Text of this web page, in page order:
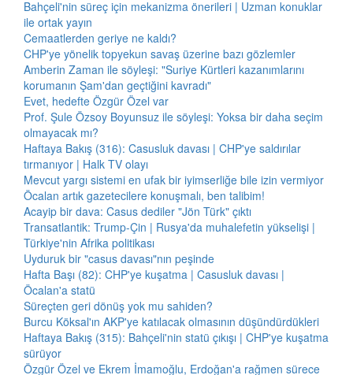
Bahçeli'nin süreç için mekanizma önerileri | Uzman konuklar
ile ortak yayın
Cemaatlerden geriye ne kaldı?
CHP'ye yönelik topyekun savaş üzerine bazı gözlemler
Amberin Zaman ile söyleşi: "Suriye Kürtleri kazanımlarını
korumanın Şam'dan geçtiğini kavradı"
Evet, hedefte Özgür Özel var
Prof. Şule Özsoy Boyunsuz ile söyleşi: Yoksa bir daha seçim
olmayacak mı?
Haftaya Bakış (316): Casusluk davası | CHP'ye saldırılar
tırmanıyor | Halk TV olayı
Mevcut yargı sistemi en ufak bir iyimserliğe bile izin vermiyor
Öcalan artık gazetecilere konuşmalı, ben talibim!
Acayip bir dava: Casus dediler "Jön Türk" çıktı
Transatlantik: Trump-Çin | Rusya'da muhalefetin yükselişi |
Türkiye'nin Afrika politikası
Uyduruk bir "casus davası"nın peşinde
Hafta Başı (82): CHP'ye kuşatma | Casusluk davası |
Öcalan'a statü
Süreçten geri dönüş yok mu sahiden?
Burcu Köksal'ın AKP'ye katılacak olmasının düşündürdükleri
Haftaya Bakış (315): Bahçeli'nin statü çıkışı | CHP'ye kuşatma
sürüyor
Özgür Özel ve Ekrem İmamoğlu, Erdoğan'a rağmen sürece